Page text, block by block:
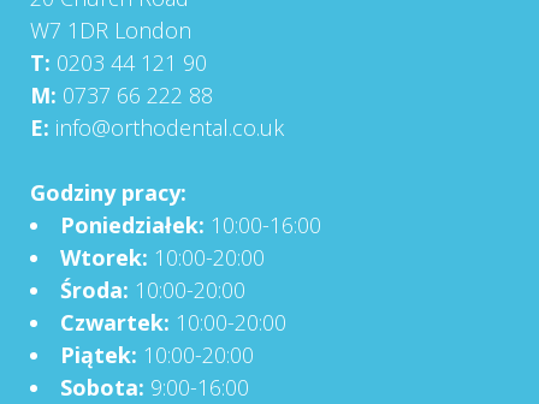
W7 1DR London
T: 0203 44 121 90
M: 0737 66 222 88
E: info@orthodental.co.uk
Godziny pracy:
Poniedziałek: 10:00-16:00
Wtorek: 10:00-20:00
Środa: 10:00-20:00
Czwartek: 10:00-20:00
Piątek: 10:00-20:00
Sobota: 9:00-16:00